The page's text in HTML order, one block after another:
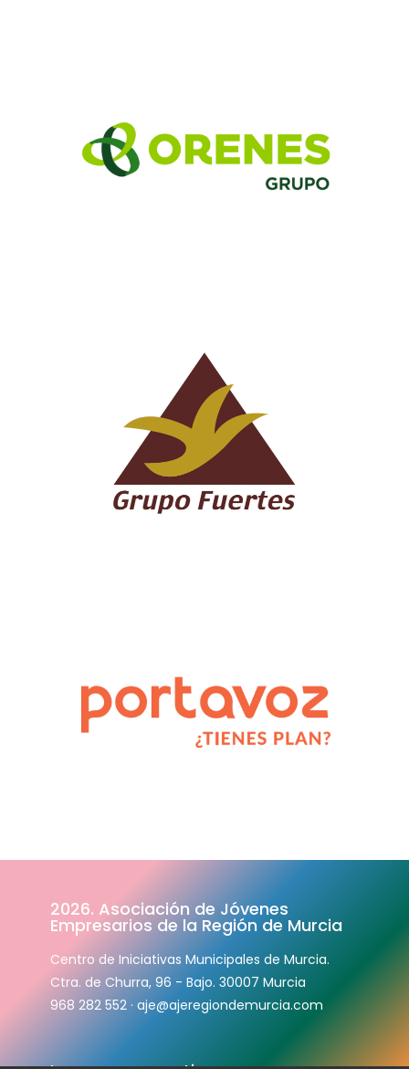
2026. Asociación de Jóvenes
Empresarios de la Región de Murcia
Centro de Iniciativas Municipales de Murcia.
Ctra. de Churra, 96 - Bajo. 30007 Murcia
968 282 552 · aje@ajeregiondemurcia.com